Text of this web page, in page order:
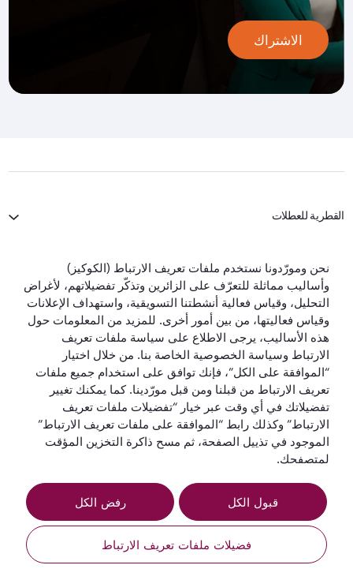
الاشتراك
القطرية للعطلات
لنبقَ على تواصل
أفضل شركة طيران
في العالم
أفضل درجة رجال
أعمال في العالم
أفضل صالة لدرجة
رجال الأعمال في
العالم
أفضل شركة طيران
في الشرق الأوسط
الشروط
والأحكام
سياسة ملفات تعريف
الارتباط
الخصوصية
نحن ومورّدونا نستخدم ملفات تعريف الارتباط (الكوكيز)
وأساليب مماثلة للتعرّف على الزائرين وتذكّر تفضيلاتهم، لأغراض
التحليل، وقياس فعالية أنشطتنا التسويقية، واستهداف الإعلانات
وقياس فعاليتها، من بين أمور أخرى. للمزيد من المعلومات حول
هذه الأساليب، يرجى الاطلاع على سياسة ملفات تعريف
الارتباط وسياسة الخصوصية الخاصة بنا. من خلال اختيار
“الموافقة على الكل”، فإنك توافق على استخدام جميع ملفات
تعريف الارتباط من قبلنا ومن قبل مورّدينا. كما يمكنك تغيير
تفضيلاتك في أي وقت عبر خيار “تفضيلات ملفات تعريف
الارتباط” وكذلك رابط “الموافقة على ملفات تعريف الارتباط”
الموجود في تذييل الصفحة، ثم مسح ذاكرة التخزين المؤقت
لمتصفحك.
فضيلات ملفات تعريف الارتباط
قبول الكل رفض الكل